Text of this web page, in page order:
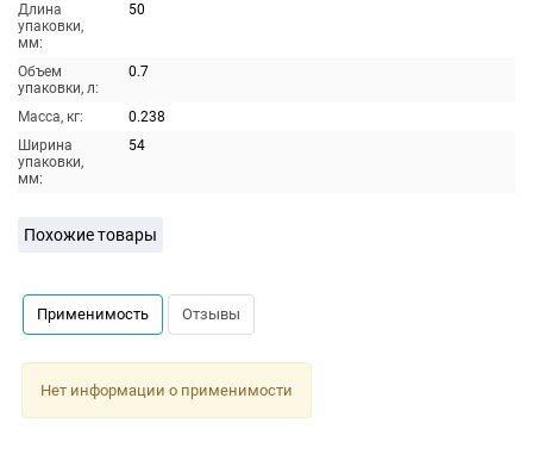
Длина
упаковки,
мм:
50
Объем
упаковки, л:
0.7
Масса, кг:
0.238
Ширина
упаковки,
мм:
54
Похожие товары
Применимость Отзывы
Нет информации о применимости